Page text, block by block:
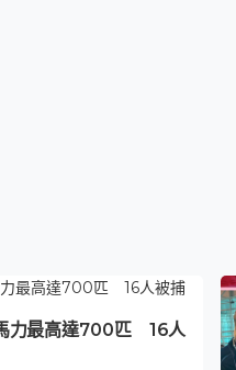
力最高達700匹 16人